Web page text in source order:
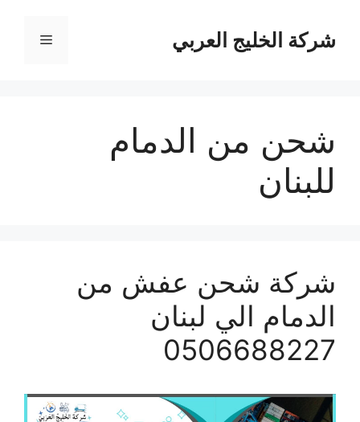
المحتوىشركة الخليج العربي القائمة
شحن من الدمام
للبنان
شركة شحن عفش من
الدمام الي لبنان
0506688227